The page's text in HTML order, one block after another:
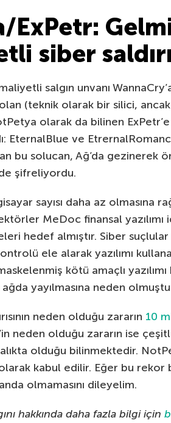
ExPetr:
siber saldırı
salgın unvanı
olan (teknik olarak bir silici,
olarak da bilinen
EternalBlue ve
bu solucan, Ağ’da gezinerek
şifreliyordu.
sayısı daha az olmasına
MeDoc finansal
hedef almıştır. Siber
ele alarak yazılımı
kötü amaçlı
ağda yayılmasına neden
neden olduğu zararın 10
neden olduğu zararın ise
olduğu bilinmektedir.
kabul edilir. Eğer bu rekor
olmamasını dileyelim.
hakkında daha fazla bilgi için